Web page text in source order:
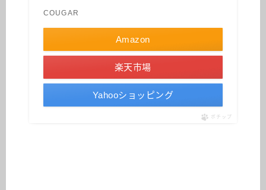
COUGAR
Amazon
楽天市場
Yahooショッピング
ポチップ